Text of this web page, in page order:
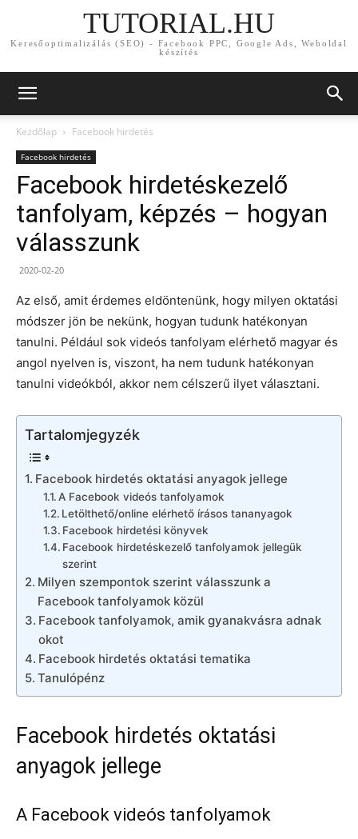
TUTORIAL.HU
Keresőoptimalizálás (SEO) - Facebook PPC, Google Ads, Weboldal
készítés
Kezdőlap Facebook hirdetés
Facebook hirdetés
Facebook hirdetéskezelő
tanfolyam, képzés – hogyan
válasszunk
2020-02-20
Az első, amit érdemes eldöntenünk, hogy milyen oktatási
módszer jön be nekünk, hogyan tudunk hatékonyan
tanulni. Például sok videós tanfolyam elérhető magyar és
angol nyelven is, viszont, ha nem tudunk hatékonyan
tanulni videókból, akkor nem célszerű ilyet választani.
Tartalomjegyzék
Facebook hirdetés oktatási anyagok jellege
A Facebook videós tanfolyamok
Letölthető/online elérhető írásos tananyagok
Facebook hirdetési könyvek
Facebook hirdetéskezelő tanfolyamok jellegük
szerint
Milyen szempontok szerint válasszunk a
Facebook tanfolyamok közül
Facebook tanfolyamok, amik gyanakvásra adnak
okot
Facebook hirdetés oktatási tematika
Tanulópénz
Facebook hirdetés oktatási
anyagok jellege
A Facebook videós tanfolyamok